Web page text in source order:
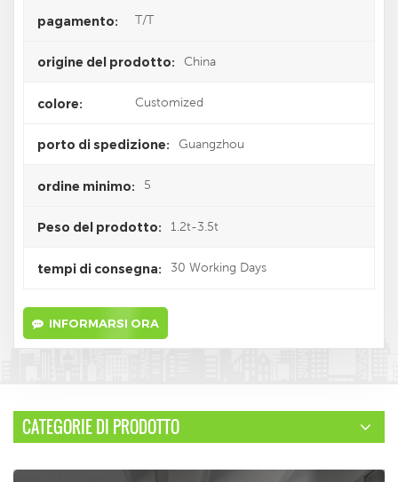
pagamento: T/T
origine del prodotto: China
colore: Customized
porto di spedizione: Guangzhou
ordine minimo: 5
Peso del prodotto: 1.2t-3.5t
tempi di consegna: 30 Working Days
INFORMARSI ORA
CATEGORIE DI PRODOTTO